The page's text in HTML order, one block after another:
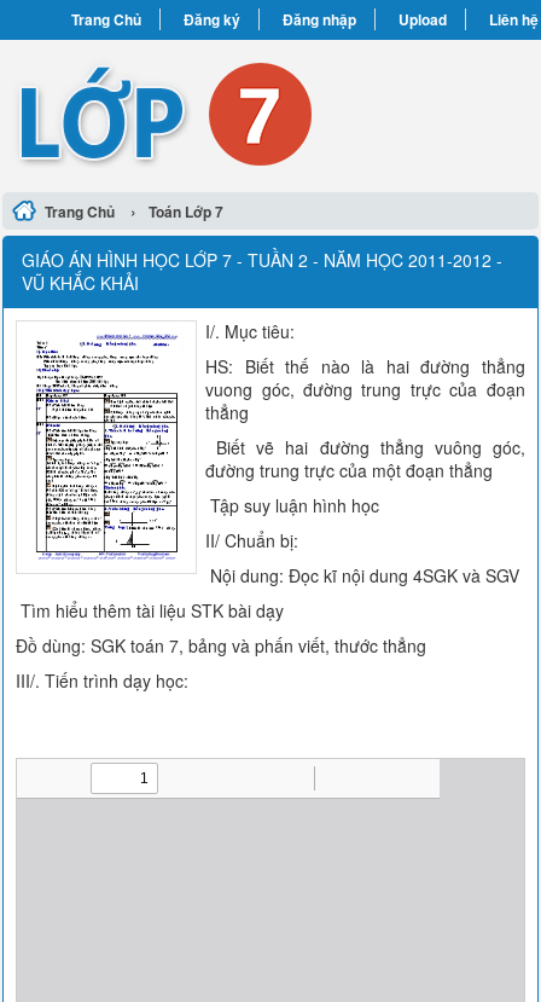
Trang Chủ Đăng ký Đăng nhập Upload Liên hệ
Trang Chủ › Toán Lớp 7
GIÁO ÁN HÌNH HỌC LỚP 7 - TUẦN 2 - NĂM HỌC 2011-2012 -
VŨ KHẮC KHẢI
I/. Mục tiêu:
HS: Biết thế nào là hai đường thẳng
vuong góc, đường trung trực của đoạn
thẳng
Biết vẽ hai đường thẳng vuông góc,
đường trung trực của một đoạn thẳng
Tập suy luận hình học
II/ Chuẩn bị:
Nội dung: Đọc kĩ nội dung 4SGK và SGV
Tìm hiểu thêm tài liệu STK bài dạy
Đồ dùng: SGK toán 7, bảng và phấn viết, thước thẳng
III/. Tiến trình dạy học: